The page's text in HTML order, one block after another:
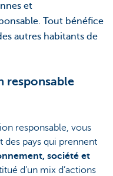
et
Tout bénéfice
autres habitants de
responsable
responsable, vous
des pays qui prennent
société et
d’un mix d’actions